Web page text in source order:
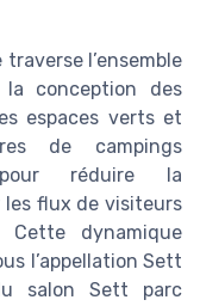
l’ensemble
conception des
espaces verts et
de campings
réduire la
les flux de visiteurs
dynamique
l’appellation Sett
salon Sett parc